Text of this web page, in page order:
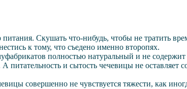
Скушать что-нибудь, чтобы не тратить
к тому, что съедено именно второпях.
полностью натуральный и не
и сытость чечевицы не оставляет
совершенно не чувствуется тяжести, как